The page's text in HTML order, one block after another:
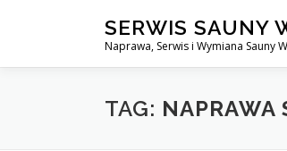
SERWIS SAUNY
Naprawa, Serwis i Wymiana Sauny
TAG: NAPRAWA